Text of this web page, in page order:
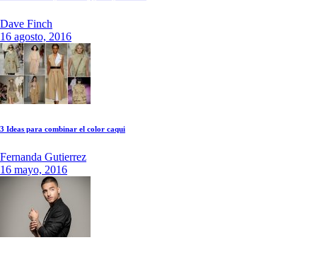
Dave Finch
16 agosto, 2016
3 Ideas para combinar el color caqui
Fernanda Gutierrez
16 mayo, 2016